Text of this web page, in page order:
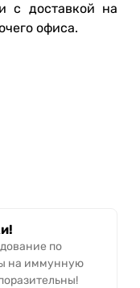
с доставкой на
офиса.
по
на иммунную